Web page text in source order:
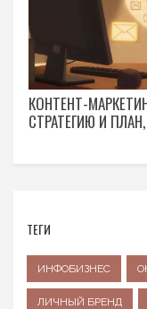
КОНТЕНТ-
СТРАТЕГИЮ И
ТЕГИ
ИНФОБИЗНЕС
ЛИЧНЫЙ БРЕНД